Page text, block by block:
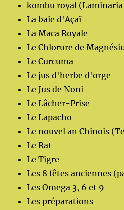
kombu royal (Laminaria
La baie d'Açaï
La Maca Royale
Le Chlorure de
Le Curcuma
Le jus d'herbe d'orge
Le Jus de Noni
Le Lâcher-Prise
Le Lapacho
Le nouvel an Chinois
Le Rat
Le Tigre
Les 8 fêtes anciennes
Les Omega 3, 6 et 9
Les préparations